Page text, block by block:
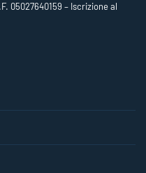
05027640159 – Iscrizione al